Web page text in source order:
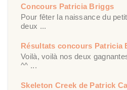
Concours Patricia Briggs
Pour fêter la naissance du
deux ...
Résultats concours Patricia
Voilà, voilà nos deux
^^ ...
Skeleton Creek de Patrick